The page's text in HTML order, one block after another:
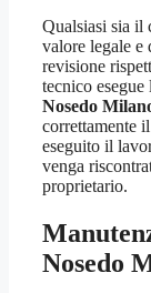
Qualsiasi sia il
valore legale e
revisione
tecnico esegue
Nosedo
correttamente
eseguito il
venga
proprietario.
Nosedo